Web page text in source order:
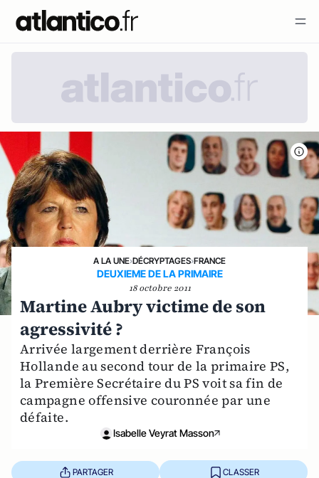
A LA UNE›DÉCRYPTAGES›FRANCE
DEUXIEME DE LA PRIMAIRE
18 octobre 2011
Martine Aubry victime de son
agressivité ?
Arrivée largement derrière François
Hollande au second tour de la primaire PS,
la Première Secrétaire du PS voit sa fin de
campagne offensive couronnée par une
défaite.
Isabelle Veyrat Masson
PARTAGER CLASSER